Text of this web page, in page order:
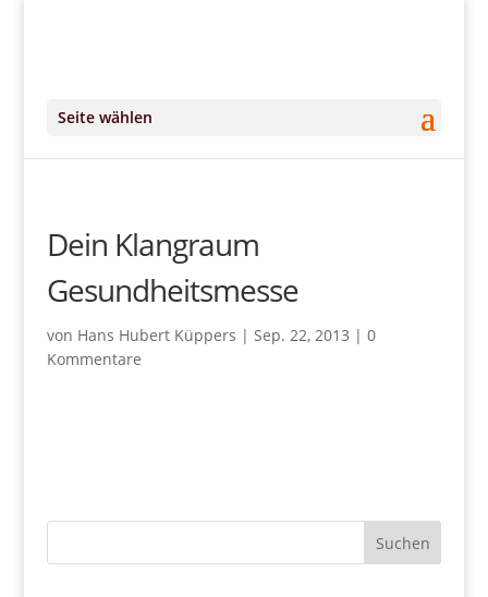
Seite wählen
Dein Klangraum
Gesundheitsmesse
von Hans Hubert Küppers | Sep. 22, 2013 | 0
Kommentare